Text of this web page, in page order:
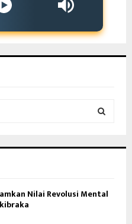
Nilai Revolusi Mental